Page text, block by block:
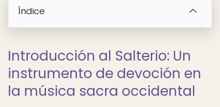
Índice
Introducción al Salterio: Un
instrumento de devoción en
la música sacra occidental